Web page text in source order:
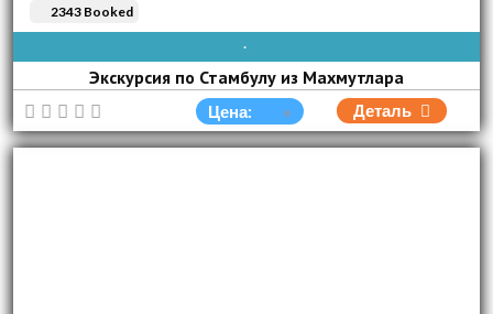
AVAIBLE EVERY DAY
Экскурсия по Стамбулу из Махмутлара
2343 Booked
Цена: Деталь